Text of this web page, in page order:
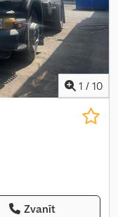
1 / 10
Zvanīt